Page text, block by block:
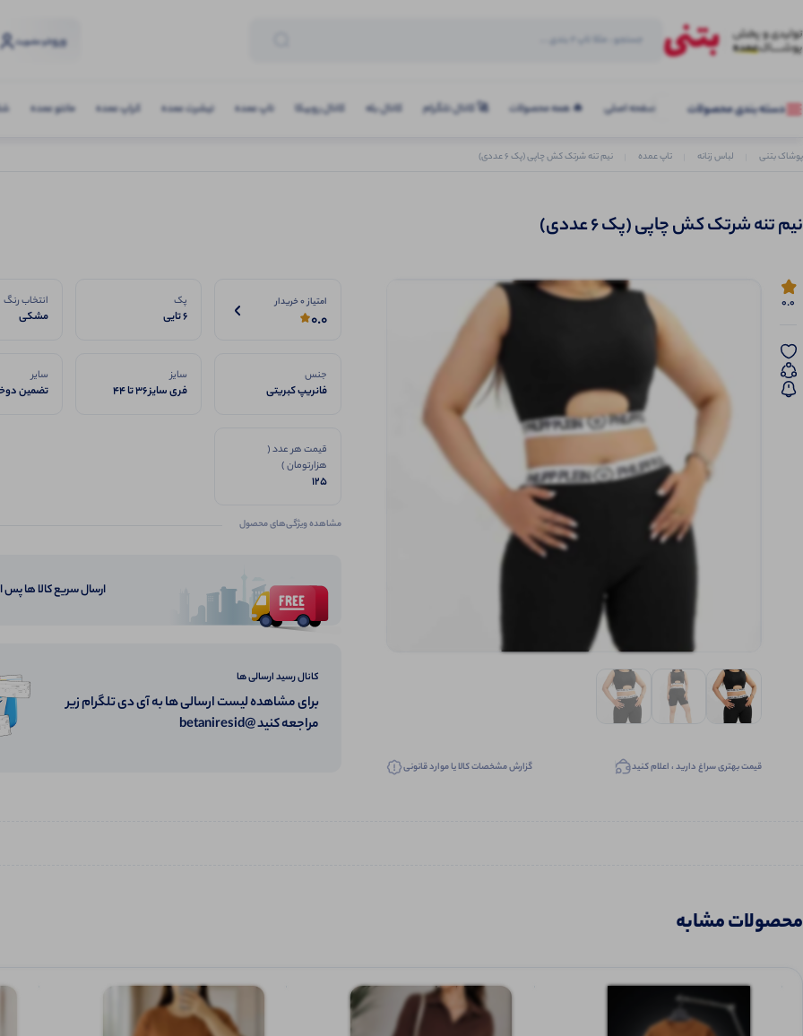
ورودو عضویت
دسته بندی محصولات صفحه اصلی 🔥 همه محصولات 🚀 کانال تلگرام کانال بله کانال روبیکا تاپ عمده تیشرت عمده کراپ عمده مانتو عمده
پوشاک بتنی لباس زنانه تاپ عمده نیم تنه شرتک کش چاپی (پک 6 عددی)
نیم تنه شرتک کش چاپی (پک 6 عددی)
0.0
قیمت بهتری سراغ دارید ، اعلام کنید گزارش مشخصات کالا یا موارد قانونی
امتیاز 0 خریدار
0.0
پک
6 تایی
انتخاب رنگ
مشکی
جنس
فانریپ کبریتی
سایز
فری سایز ۳۶ تا ۴۴
سایر
تضمین
قیمت هر عدد (
هزارتومان )
125
مشاهده ویژگی‌های محصول
ارسال سریع کالا ها
کانال رسید ارسالی ها
برای مشاهده لیست ارسالی ها به آی دی تلگرام زیر
مراجعه کنید @betaniresid
محصولات مشابه